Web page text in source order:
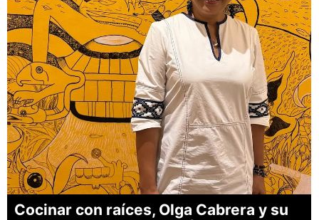
Cocinar con raíces, Olga Cabrera y su